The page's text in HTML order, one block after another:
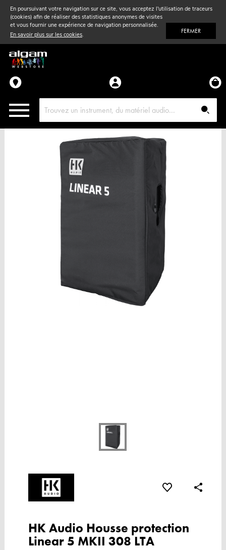
En poursuivant votre navigation sur ce site, vous acceptez l'utilisation de traceurs
(cookies) afin de réaliser des statistiques anonymes de visites
et vous fournir une expérience de navigation personnalisée.
En savoir plus sur les cookies. FERMER
Vent& Violon
Accessoires
Pièces détachées
HK Audio Housse protection
Linear 5 MKII 308 LTA